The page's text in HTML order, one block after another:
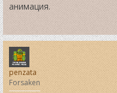
анимация.
penzata
Forsaken